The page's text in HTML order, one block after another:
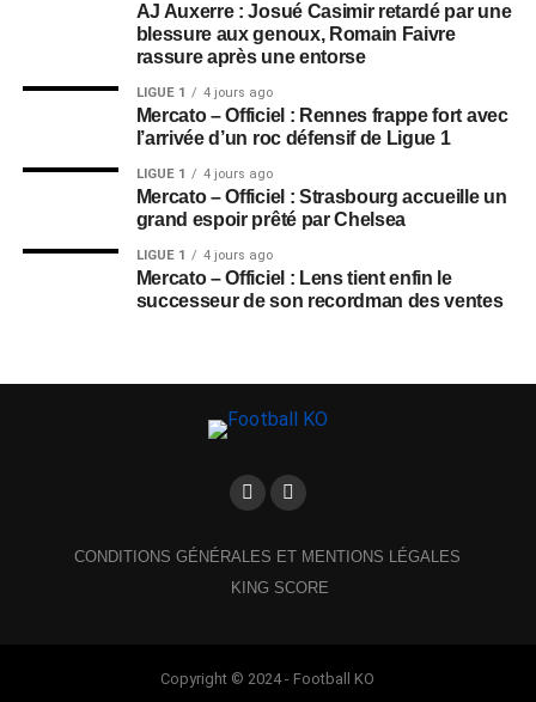
AJ Auxerre : Josué Casimir retardé par une
blessure aux genoux, Romain Faivre
rassure après une entorse
LIGUE 1 4 jours ago
Mercato – Officiel : Rennes frappe fort avec
l’arrivée d’un roc défensif de Ligue 1
LIGUE 1 4 jours ago
Mercato – Officiel : Strasbourg accueille un
grand espoir prêté par Chelsea
LIGUE 1 4 jours ago
Mercato – Officiel : Lens tient enfin le
successeur de son recordman des ventes
CONDITIONS GÉNÉRALES ET MENTIONS LÉGALES
KING SCORE
Copyright © 2024 - Football KO